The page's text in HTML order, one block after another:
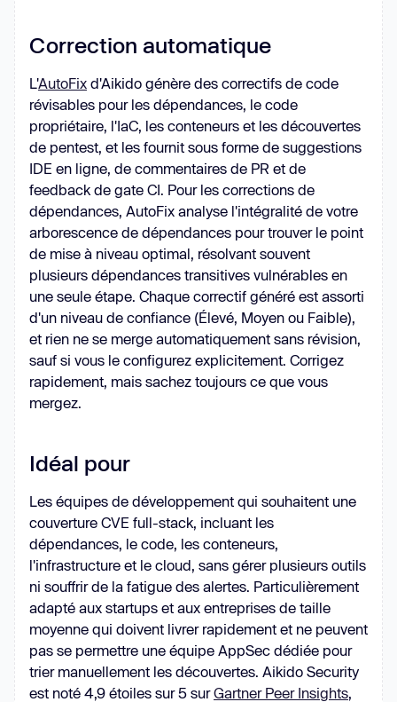
Correction automatique
L'AutoFix d'Aikido génère des correctifs de code
révisables pour les dépendances, le code
propriétaire, l'IaC, les conteneurs et les découvertes
de pentest, et les fournit sous forme de suggestions
IDE en ligne, de commentaires de PR et de
feedback de gate CI. Pour les corrections de
dépendances, AutoFix analyse l'intégralité de votre
arborescence de dépendances pour trouver le point
de mise à niveau optimal, résolvant souvent
plusieurs dépendances transitives vulnérables en
une seule étape. Chaque correctif généré est assorti
d'un niveau de confiance (Élevé, Moyen ou Faible),
et rien ne se merge automatiquement sans révision,
sauf si vous le configurez explicitement. Corrigez
rapidement, mais sachez toujours ce que vous
mergez.
Idéal pour
Les équipes de développement qui souhaitent une
couverture CVE full-stack, incluant les
dépendances, le code, les conteneurs,
l'infrastructure et le cloud, sans gérer plusieurs outils
ni souffrir de la fatigue des alertes. Particulièrement
adapté aux startups et aux entreprises de taille
moyenne qui doivent livrer rapidement et ne peuvent
pas se permettre une équipe AppSec dédiée pour
trier manuellement les découvertes. Aikido Security
est noté 4,9 étoiles sur 5 surGartner Peer Insights,